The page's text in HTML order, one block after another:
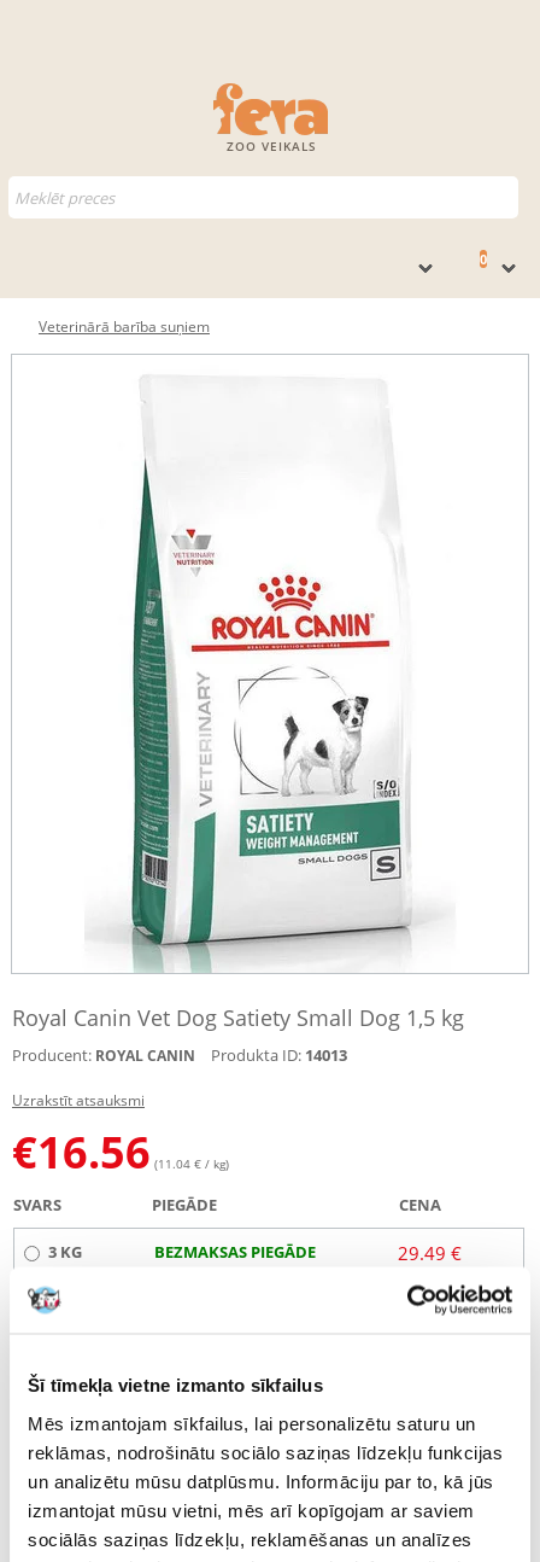
Šī tīmekļa vietne izmanto sīkfailus
Mēs izmantojam sīkfailus, lai personalizētu saturu un
reklāmas, nodrošinātu sociālo saziņas līdzekļu funkcijas
un analizētu mūsu datplūsmu. Informāciju par to, kā jūs
izmantojat mūsu vietni, mēs arī kopīgojam ar saviem
sociālās saziņas līdzekļu, reklamēšanas un analīzes
ZOO VEIKALS
0
Veterinārā barība suņiem
Royal Canin Vet Dog Satiety Small Dog 1,5 kg
Producent: ROYAL CANIN Produkta ID: 14013
Uzrakstīt atsauksmi
€16.56 (11.04 € / kg)
SVARS PIEGĀDE CENA
3 KG BEZMAKSAS PIEGĀDE 29.49 €
NOSŪTĪŠANA 48 STUNDU LAIKĀ.
Apraksts
Pilnvērtīga diētiskā barība pieaugušiem mazo šķirņu suņiem
(ķermeņa svars līdz 10 kg).